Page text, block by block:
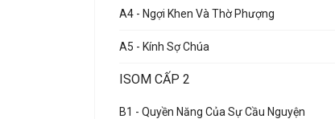
A4 - Ngợi Khen Và Thờ Phượng
A5 - Kính Sợ Chúa
ISOM CẤP 2
B1 - Quyền Năng Của Sự Cầu Nguyện